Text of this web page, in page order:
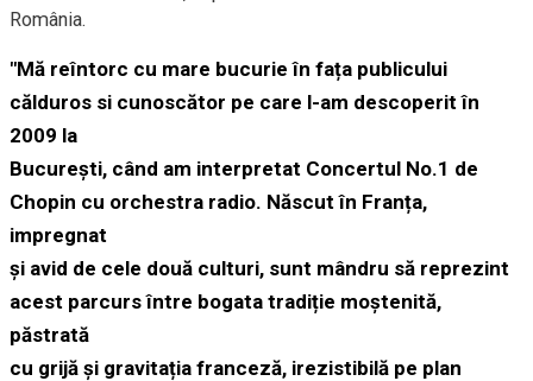
România.
"Mă reîntorc cu mare bucurie în fața publicului
călduros si cunoscător pe care l-am descoperit în
2009 la
București, când am interpretat Concertul No.1 de
Chopin cu orchestra radio. Născut în Franța,
impregnat
şi avid de cele două culturi, sunt mândru să reprezint
acest parcurs între bogata tradiție moștenită,
păstrată
cu grijă și gravitația franceză, irezistibilă pe plan